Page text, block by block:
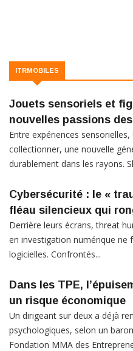
ITRMOBILES
Jouets sensoriels et
nouvelles passions
Entre expériences
collectionner, une nouvelle
durablement dans les rayons.
Cybersécurité : le «
fléau silencieux qui
Derrière leurs écrans, threat
en investigation numérique ne
logicielles. Confrontés...
Dans les TPE,
un risque économique
Un dirigeant sur deux a déjà
psychologiques, selon un
Fondation MMA des